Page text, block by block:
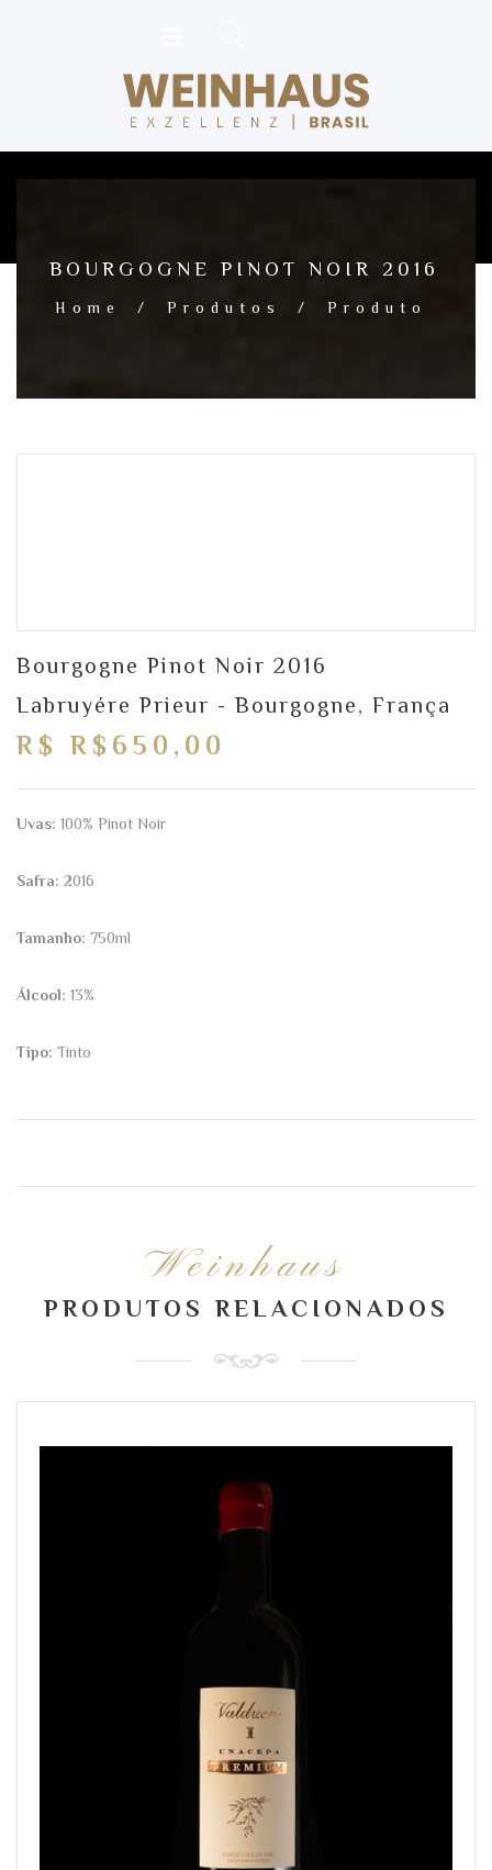
BOURGOGNE PINOT NOIR 2016
Home / Produtos / Produto
Bourgogne Pinot Noir 2016
Labruyére Prieur - Bourgogne, França
R$ R$650,00
Uvas: 100% Pinot Noir
Safra: 2016
Tamanho: 750ml
Álcool: 13%
Tipo: Tinto
Weinhaus
PRODUTOS RELACIONADOS